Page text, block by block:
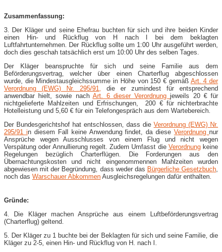
Zusammenfassung:
3. Der Kläger und seine Ehefrau buchten für sich und ihre beiden Kinder
einen Hin- und Rückflug von H nach I bei dem beklagten
Luftfahrtunternehmen. Der Rückflug sollte um 1:00 Uhr ausgeführt werden,
doch dies geschah tatsächlich erst um 10:00 Uhr des selben Tages.
Der Kläger beanspruchte für sich und seine Familie aus dem
Beförderungsvertrag, welcher über einen Charterflug abgeschlossen
wurde, die Mindestausgleichssumme in Höhe von 150 € gemäß Art. 4 der
Verordnung (EWG) Nr. 295/91,
die er zumindest für entsprechend
anwendbar hielt, sowie nach Art. 6 dieser Verordnungjeweils 20 € für
nichtgelieferte Mahlzeiten und Erfrischungen, 200 € für nichterbrachte
Hotelleistung und 5,60 € für ein Telefongespräch aus dem Wartebereich.
Der Bundesgerichtshof hat entschlossen, dass die Verordnung (EWG) Nr.
295/91 in diesem Fall keine Anwendung findet, da dieseVerordnungnur
Ansprüche wegen Ausschlusses von einem Flug und nicht wegen
Verspätung oder Annullierung regelt. Zudem Umfasst die Verordnungkeine
Regelungen bezüglich Charterflügen. Die Forderungen aus den
Übernachtungskosten und nicht eingenommennen Mahlzeiten wurden
abgewiesen mit der Begründung, dass weder das Bürgerliche Gesetzbuch
noch das Warschauer Abkommen Ausgleichsregelungen dafür enthalten.
Gründe:
4. Die Kläger machen Ansprüche aus einem Luftbeförderungsvertrag
(Charterflug) geltend.
5. Der Kläger zu 1 buchte bei der Beklagten für sich und seine Familie, die
Kläger zu 2-5, einen Hin- und Rückflug von H. nach I.